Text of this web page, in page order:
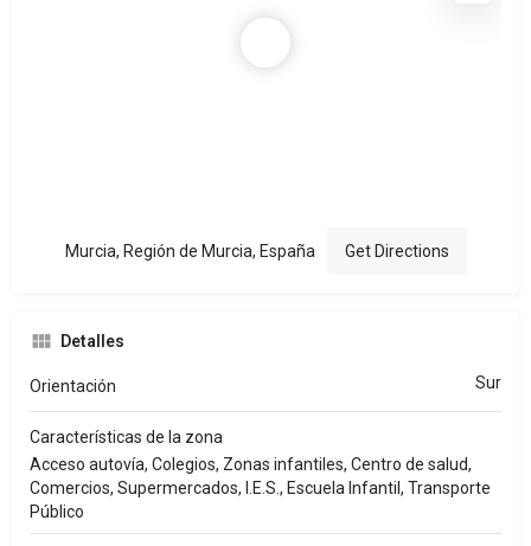
Murcia, Región de Murcia, España Get Directions
Detalles
Orientación Sur
Características de la zona
Acceso autovía, Colegios, Zonas infantiles, Centro de salud,
Comercios, Supermercados, I.E.S., Escuela Infantil, Transporte
Público